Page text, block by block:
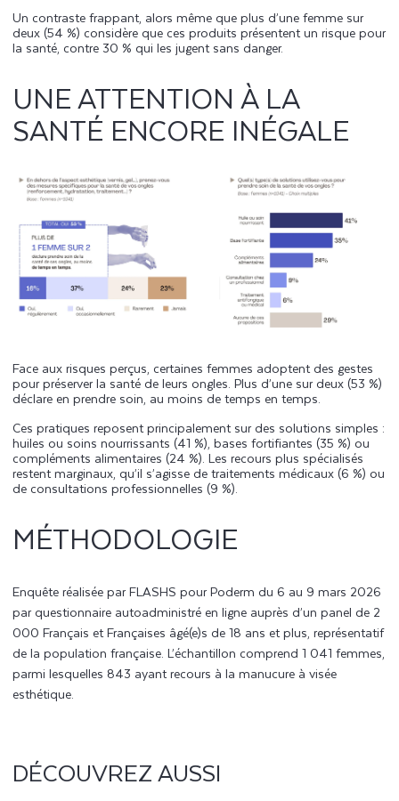
Un contraste frappant, alors même que plus d’une femme sur
deux (54 %) considère que ces produits présentent un risque pour
la santé, contre 30 % qui les jugent sans danger.
UNE ATTENTION À LA
SANTÉ ENCORE INÉGALE
Face aux risques perçus, certaines femmes adoptent des gestes
pour préserver la santé de leurs ongles. Plus d’une sur deux (53 %)
déclare en prendre soin, au moins de temps en temps.
Ces pratiques reposent principalement sur des solutions simples :
huiles ou soins nourrissants (41 %), bases fortifiantes (35 %) ou
compléments alimentaires (24 %). Les recours plus spécialisés
restent marginaux, qu’il s’agisse de traitements médicaux (6 %) ou
de consultations professionnelles (9 %).
MÉTHODOLOGIE
Enquête réalisée par FLASHS pour Poderm du 6 au 9 mars 2026
par questionnaire autoadministré en ligne auprès d’un panel de 2
000 Français et Françaises âgé(e)s de 18 ans et plus, représentatif
de la population française. L’échantillon comprend 1 041 femmes,
parmi lesquelles 843 ayant recours à la manucure à visée
esthétique.
DÉCOUVREZ AUSSI